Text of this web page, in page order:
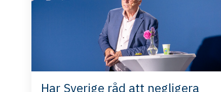
Har Sverige råd att negligera